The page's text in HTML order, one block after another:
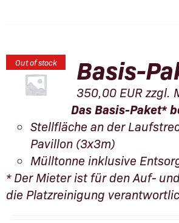
Out of stock Basis-
350,00EURzzgl.
Das Basis-Paket*
Stellfläche an der
Pavillon (3x3m)
Mülltonne inklusive
* Der Mieter ist für den Auf-
die Platzreinigung